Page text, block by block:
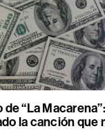
“La
la canción que